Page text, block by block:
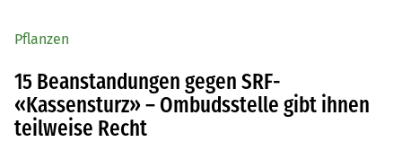
Pflanzen
15 Beanstandungen gegen SRF-
«Kassensturz» – Ombudsstelle gibt ihnen
teilweise Recht